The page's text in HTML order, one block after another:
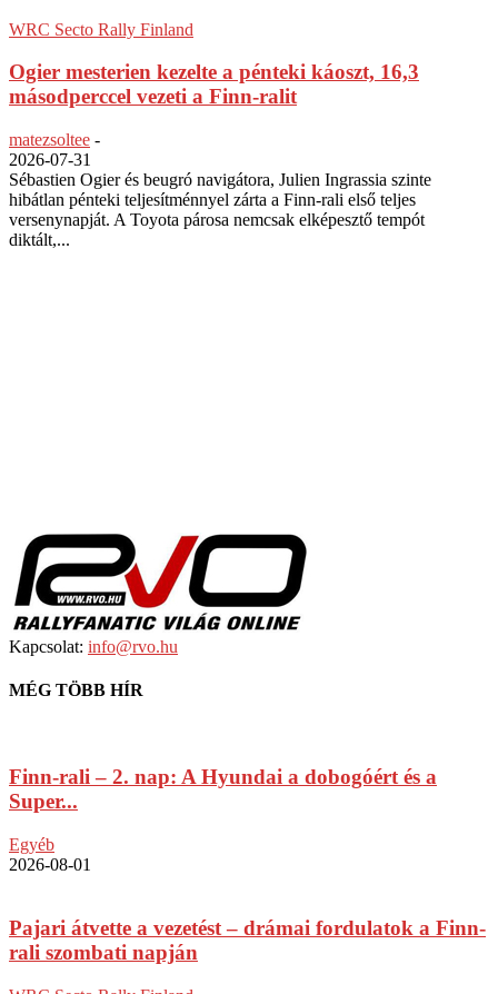
WRC Secto Rally Finland
Ogier mesterien kezelte a pénteki káoszt, 16,3
másodperccel vezeti a Finn-ralit
matezsoltee -
2026-07-31
Sébastien Ogier és beugró navigátora, Julien Ingrassia szinte
hibátlan pénteki teljesítménnyel zárta a Finn-rali első teljes
versenynapját. A Toyota párosa nemcsak elképesztő tempót
diktált,...
Kapcsolat: info@rvo.hu
MÉG TÖBB HÍR
Finn-rali – 2. nap: A Hyundai a dobogóért és a
Super...
Egyéb
2026-08-01
Pajari átvette a vezetést – drámai fordulatok a Finn-
rali szombati napján